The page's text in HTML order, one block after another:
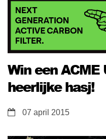
Win een
heerlijke hasj!
07 april 2015